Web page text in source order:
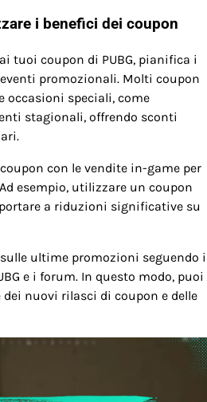
i benefici dei coupon
tuoi coupon di PUBG, pianifica i
promozionali. Molti coupon
occasioni speciali, come
stagionali, offrendo sconti
con le vendite in-game per
esempio, utilizzare un coupon
a riduzioni significative su
ultime promozioni seguendo i
e i forum. In questo modo, puoi
nuovi rilasci di coupon e delle